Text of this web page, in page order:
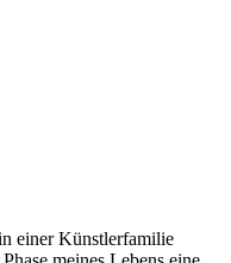
einer Künstlerfamilie